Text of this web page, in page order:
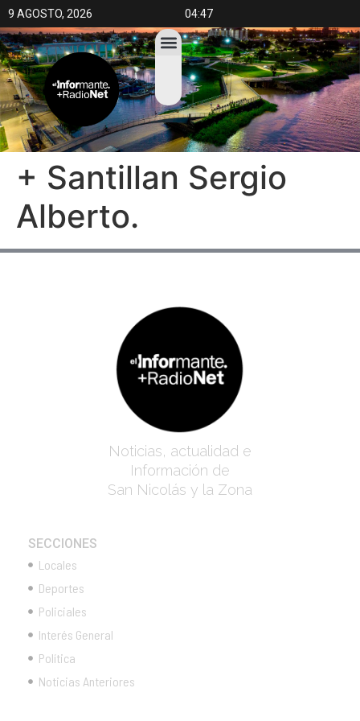
9 AGOSTO, 2026 04:47
+ Santillan Sergio
Alberto.
Noticias, actualidad e
Información de
San Nicolás y la Zona
SECCIONES
Locales
Deportes
Policiales
Interés General
Política
Noticias Anteriores